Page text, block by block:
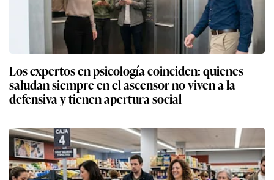
Los expertos en psicología coinciden: quienes
saludan siempre en el ascensor no viven a la
defensiva y tienen apertura social